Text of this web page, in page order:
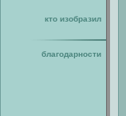
кто изобразил
благодарности